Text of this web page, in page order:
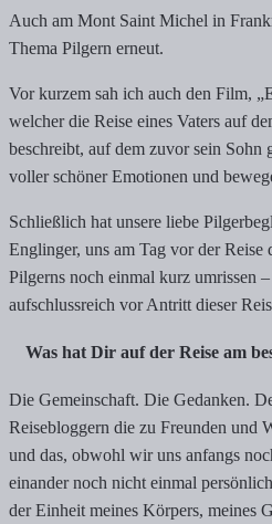
Auch am Mont Saint Michel in
Thema Pilgern erneut.
Vor kurzem sah ich auch den Film,
welcher die Reise eines Vaters auf
beschreibt, auf dem zuvor sein
voller schöner Emotionen und
Schließlich hat unsere liebe
Englinger, uns am Tag vor der Reise
Pilgerns noch einmal kurz umrissen
aufschlussreich vor Antritt dieser
Was hat Dir auf der Reise am
Die Gemeinschaft. Die Gedanken.
Reisebloggern die zu Freunden und
und das, obwohl wir uns anfangs
einander noch nicht einmal
der Einheit meines Körpers, meines